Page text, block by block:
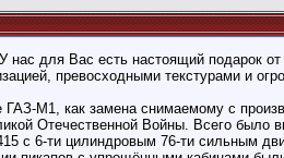
для Вас есть настоящий подарок
превосходными текстурами и
М1, как замена снимаемому с
Отечественной Войны. Всего было
с 6-ти цилиндровым 76-ти сильным